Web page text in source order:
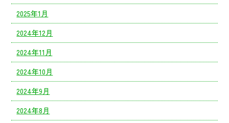
2025年1月
2024年12月
2024年11月
2024年10月
2024年9月
2024年8月